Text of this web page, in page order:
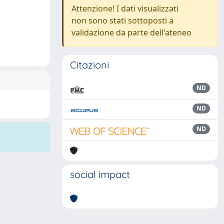
Attenzione! I dati visualizzati
non sono stati sottoposti a
validazione da parte dell'ateneo
Citazioni
ND
ND
ND
social impact